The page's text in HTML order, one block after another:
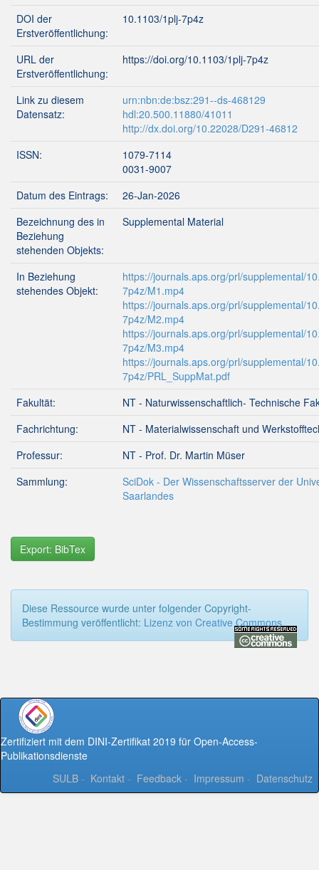
DOI der
Erstveröffentlichung:
10.1103/1plj-7p4z
URL der
Erstveröffentlichung:
https://doi.org/10.1103/1plj-7p4z
Link zu diesem
Datensatz:
urn:nbn:de:bsz:291--ds-468129
hdl:20.500.11880/41011
http://dx.doi.org/10.22028/D291-46812
ISSN:
1079-7114
0031-9007
Datum des Eintrags:
26-Jan-2026
Bezeichnung des in
Beziehung
stehenden Objekts:
Supplemental Material
In Beziehung
stehendes Objekt:
https://journals.aps.org/prl/supplemental/
7p4z/M1.mp4
https://journals.aps.org/prl/supplemental/
7p4z/M2.mp4
https://journals.aps.org/prl/supplemental/
7p4z/M3.mp4
https://journals.aps.org/prl/supplemental/
7p4z/PRL_SuppMat.pdf
Fakultät:
NT - Naturwissenschaftlich- Technische
Fachrichtung:
NT - Materialwissenschaft und
Professur:
NT - Prof. Dr. Martin Müser
Sammlung:
SciDok - Der Wissenschaftsserver der
Saarlandes
Export: BibTex
Diese Ressource wurde unter folgender Copyright-
Bestimmung veröffentlicht: Lizenz von Creative Commons
Zertifiziert mit dem DINI-Zertifikat 2019 für Open-Access-
Publikationsdienste
SULB - Kontakt - Feedback - Impressum - Datenschutz